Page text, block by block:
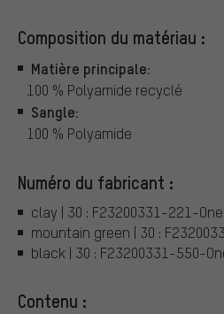
Composition du matériau :
Matière principale:
100 % Polyamide recyclé
Sangle:
100 % Polyamide
Numéro du fabricant :
clay | 30 : F23200331-221-
mountain green | 30 :
black | 30 : F23200331-550-
Contenu :